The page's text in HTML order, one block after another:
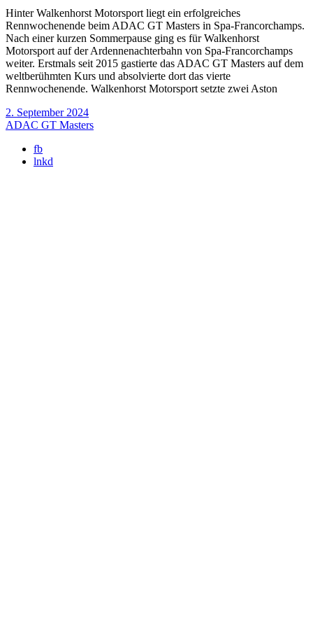
Hinter Walkenhorst Motorsport liegt ein erfolgreiches
Rennwochenende beim ADAC GT Masters in Spa-Francorchamps.
Nach einer kurzen Sommerpause ging es für Walkenhorst
Motorsport auf der Ardennenachterbahn von Spa-Francorchamps
weiter. Erstmals seit 2015 gastierte das ADAC GT Masters auf dem
weltberühmten Kurs und absolvierte dort das vierte
Rennwochenende. Walkenhorst Motorsport setzte zwei Aston
2. September 2024
ADAC GT Masters
fb
lnkd